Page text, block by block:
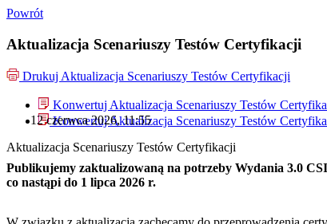
Powrót
Aktualizacja Scenariuszy Testów Certyfikacji
Drukuj Aktualizacja Scenariuszy Testów Certyfikacji
Konwertuj Aktualizacja Scenariuszy Testów
Konwertuj Aktualizacja Scenariuszy Testów
12 czerwca 2026, 11:55
Aktualizacja Scenariuszy Testów Certyfikacji
Publikujemy zaktualizowaną na potrzeby Wydania 3.0
co nastąpi do 1 lipca 2026 r.